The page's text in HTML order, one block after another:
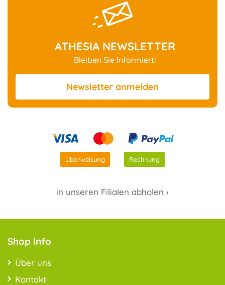
ATHESIA NEWSLETTER
Bleiben Sie Informiert!
Newsletter anmelden
Überweisung Rechnung
in unseren Filialen abholen ›
Shop Info
Über uns
Kontakt